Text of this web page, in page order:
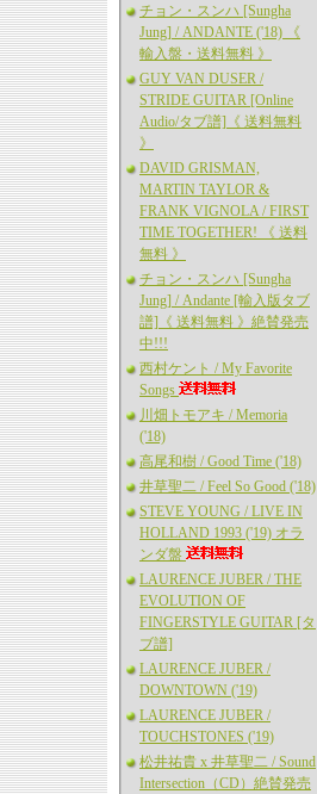
チョン・スンハ [Sungha
Jung] / ANDANTE ('18) 《
輸入盤・送料無料 》
GUY VAN DUSER /
STRIDE GUITAR [Online
Audio/タブ譜]《 送料無料
》
DAVID GRISMAN,
MARTIN TAYLOR &
FRANK VIGNOLA / FIRST
TIME TOGETHER! 《 送料
無料 》
チョン・スンハ [Sungha
Jung] / Andante [輸入版タブ
譜]《 送料無料 》絶賛発売
中!!!
西村ケント / My Favorite
Songs
川畑トモアキ / Memoria
('18)
高尾和樹 / Good Time ('18)
井草聖二 / Feel So Good ('18)
STEVE YOUNG / LIVE IN
HOLLAND 1993 ('19) オラ
ンダ盤
LAURENCE JUBER / THE
EVOLUTION OF
FINGERSTYLE GUITAR [タ
ブ譜]
LAURENCE JUBER /
DOWNTOWN ('19)
LAURENCE JUBER /
TOUCHSTONES ('19)
松井祐貴 x 井草聖二 / Sound
Intersection（CD）絶賛発売